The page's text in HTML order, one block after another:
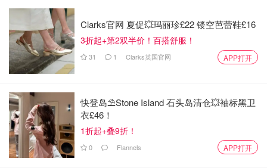
愿者，参与项目会有10镑到50镑不等的报酬。大家在也可
以在线上参与一些问卷调查，有些朋友甚至可以仅仅通过填
写问卷年入200镑-800镑！Google也有一些看视频后出现的
调查问卷，完成后会给你一定的现金奖励。可见发动勤劳的
小脑瓜，总会有所收获！
Clarks官网 夏促💥玛丽珍£22 镂空芭蕾鞋£16
3折起+第2双半价！百搭舒服！
31 1 Clarks英国官网 APP打开
快登岛⛱️Stone Island 石头岛清仓💥袖标黑卫
衣£46！
1折起+叠9折！
0 Flannels APP打开